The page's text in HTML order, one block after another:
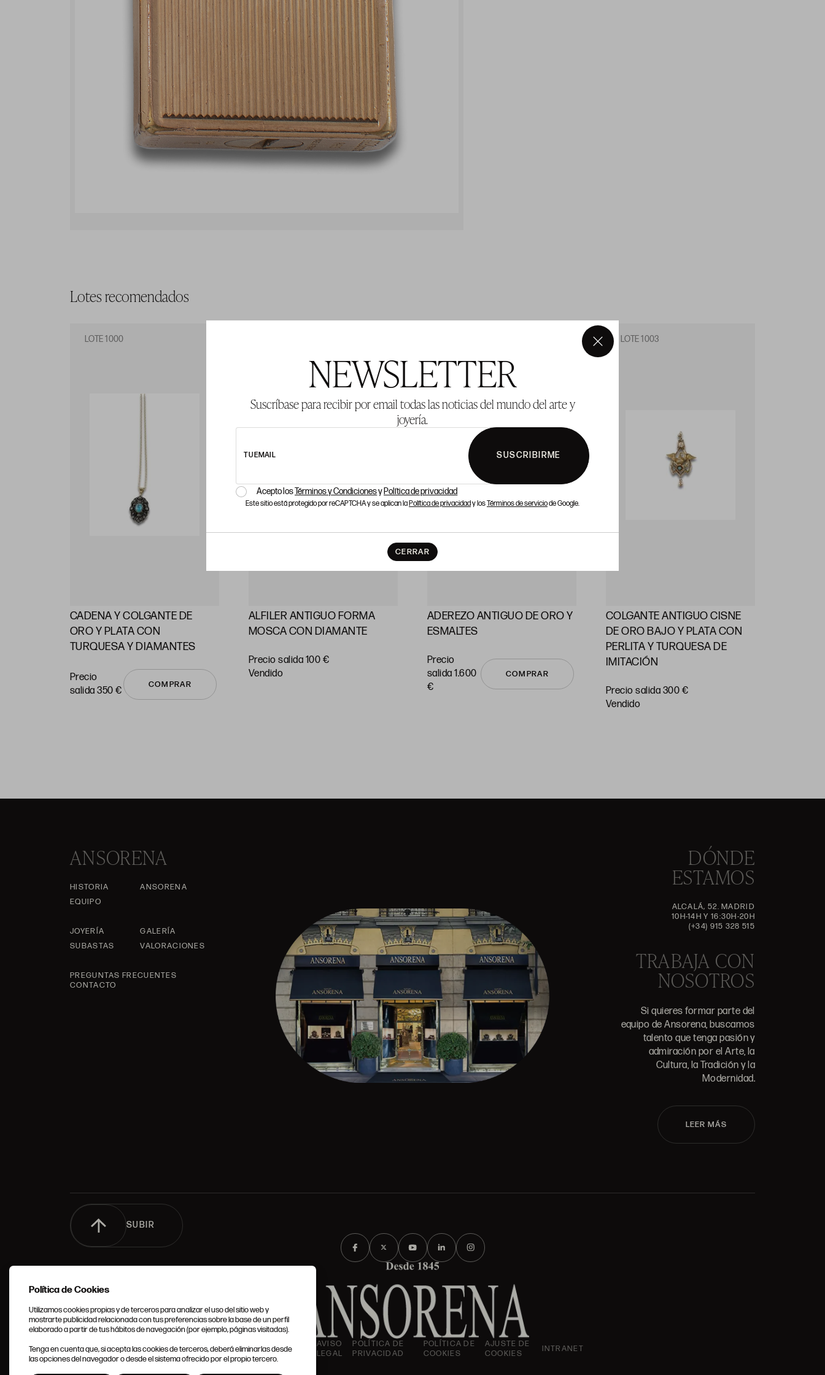
NEWSLETTER
Suscríbase para recibir por email todas las noticias del mundo del arte y
joyería.
TU EMAIL SUSCRIBIRME
Acepto losTérminos y Condicionesy Política de privacidad
Este sitio está protegido por reCAPTCHA y se aplican laPolítica de privacidady losTérminos de serviciode Google.
CERRAR
×
Lotes recomendados
LOTE 1000
CADENA Y COLGANTE DE
ORO Y PLATA CON
TURQUESA Y DIAMANTES
Precio
salida 350 €
COMPRAR
ALFILER ANTIGUO FORMA
MOSCA CON DIAMANTE
Precio salida 100 €
vendido
ADEREZO ANTIGUO DE ORO Y
ESMALTES
Precio
salida 1.600
€
COMPRAR
LOTE 1003
COLGANTE ANTIGUO CISNE
DE ORO BAJO Y PLATA CON
PERLITA Y TURQUESA DE
IMITACIÓN
Precio salida 300 €
vendido
ANSORENA
HISTORIA
ANSORENA
EQUIPO
JOYERÍA
GALERÍA
SUBASTAS
VALORACIONES
PREGUNTAS FRECUENTES
CONTACTO
DÓNDE
ESTAMOS
ALCALÁ, 52. MADRID
10H-14H Y 16:30H-20H
(+34) 915 328 515
TRABAJA CON
NOSOTROS
Si quieres formar parte del
equipo de Ansorena, buscamos
talento que tenga pasión y
admiración por el Arte, la
Cultura, la Tradición y la
Modernidad.
LEER MÁS
SUBIR
GENERALES
AVISO
LEGAL
POLÍTICA DE
PRIVACIDAD
POLÍTICA DE
COOKIES
AJUSTE DE
COOKIES
INTRANET
Política de Cookies
Utilizamos cookies propias y de terceros para analizar el uso del sitio web y
mostrarte publicidad relacionada con tus preferencias sobre la base de un perfil
elaborado a partir de tus hábitos de navegación (por ejemplo, páginas visitadas).
Tenga en cuenta que, si acepta las cookies de terceros, deberá eliminarlas desde
las opciones del navegador o desde el sistema ofrecido por el propio tercero.